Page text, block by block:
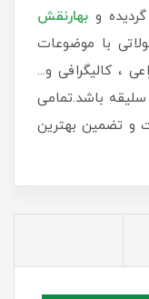
و بهارنقش
با موضوعات
، کالیگرافی و...
باشد.تمامی
و تضمین بهترین